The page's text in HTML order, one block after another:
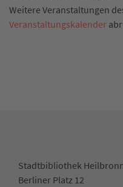
Weitere Veranstaltungen
Veranstaltungskalender
Stadtbibliothek
Berliner Platz 12